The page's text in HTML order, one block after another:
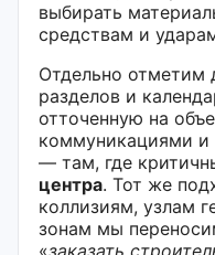
выбирать
средствам и
Отдельно отметим
разделов и
отточенную на
коммуникациями и
— там, где
центра. Тот же
коллизиям, узлам
зонам мы
«заказать